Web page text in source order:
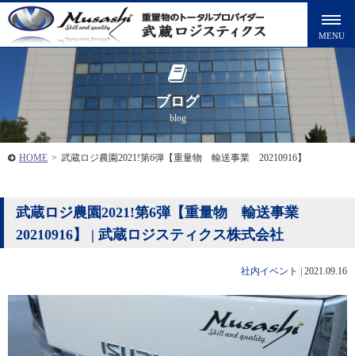
ブログ
blog
HOME > 武蔵ロジ農園2021!第6弾【重量物 輸送事業 20210916】
武蔵ロジ農園2021!第6弾【重量物 輸送事業
20210916】 | 武蔵ロジスティクス株式会社
社内イベント 2021.09.16